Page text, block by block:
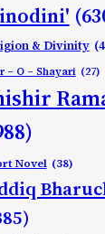
& Divinity
– O – Shayari (27)
Novel (38)